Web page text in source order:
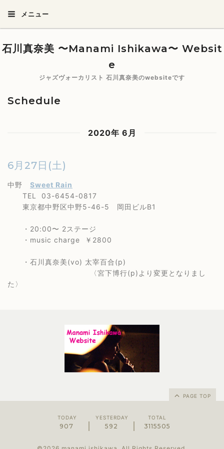
メニュー
石川真奈美 〜Manami Ishikawa〜 Websit
e
ジャズヴォーカリスト 石川真奈美のwebsiteです
Schedule
2020年 6月
6月27日(土)
中野 Sweet Rain
TEL 03-6454-0817
東京都中野区中野5-46-5 岡田ビルB1
・20:00〜 2ステージ
・music charge ￥2800
・石川真奈美(vo) 太宰百合(p)
〈宮下博行(p)より変更となりまし
た〉
PAGE TOP
TODAY
907
YESTERDAY
592
TOTAL
3115505